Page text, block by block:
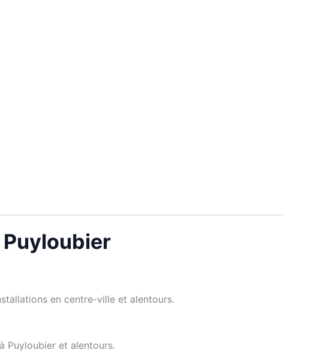
Puyloubier
en centre-ville et alentours.
Puyloubier et alentours.